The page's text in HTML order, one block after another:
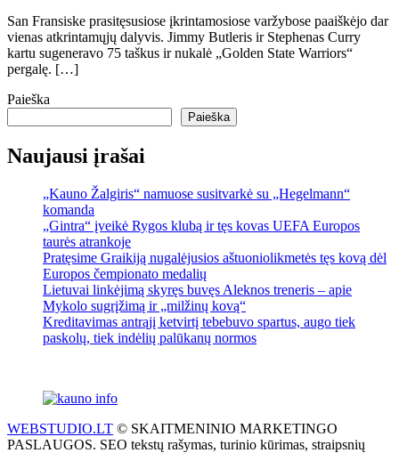
San Fransiske prasitęsusiose įkrintamosiose varžybose paaiškėjo dar
vienas atkrintamųjų dalyvis. Jimmy Butleris ir Stephenas Curry
kartu sugeneravo 75 taškus ir nukalė „Golden State Warriors“
pergalę. […]
Paieška
Paieška
Naujausi įrašai
„Kauno Žalgiris“ namuose susitvarkė su „Hegelmann“
komanda
„Gintra“ įveikė Rygos klubą ir tęs kovas UEFA Europos
taurės atrankoje
Pratęsime Graikiją nugalėjusios aštuoniolikmetės tęs kovą dėl
Europos čempionato medalių
Lietuvai linkėjimą skyręs buvęs Aleknos treneris – apie
Mykolo sugrįžimą ir „milžinų kovą“
Kreditavimas antrąjį ketvirtį tebebuvo spartus, augo tiek
paskolų, tiek indėlių palūkanų normos
WEBSTUDIO.LT © SKAITMENINIO MARKETINGO
PASLAUGOS. SEO tekstų rašymas, turinio kūrimas, straipsnių